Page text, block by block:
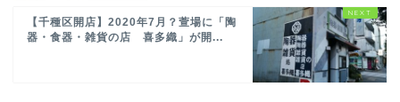
【千種区開店】2020年7月？萱場に「陶
器・食器・雑貨の店 喜多織」が開...